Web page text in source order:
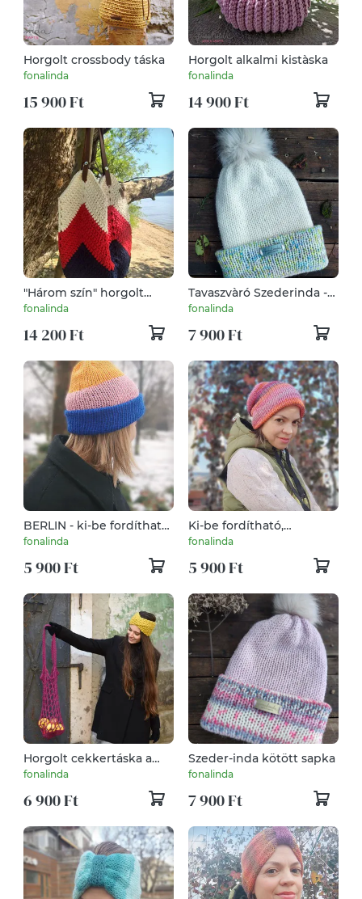
Horgolt crossbody táska
fonalinda
15 900 Ft
Horgolt alkalmi kistàska
fonalinda
14 900 Ft
"Három szín" horgolt
strandt?ska
fonalinda
14 200 Ft
Tavaszvàró Szederinda -
gyapjú sapka
fonalinda
7 900 Ft
BERLIN - ki-be fordítható
sapka
fonalinda
5 900 Ft
Ki-be fordítható,
szìnàtmenetes női sapka
fonalinda
5 900 Ft
Horgolt cekkertáska a
zero waste jegyében
fonalinda
6 900 Ft
Szeder-inda kötött sapka
fonalinda
7 900 Ft